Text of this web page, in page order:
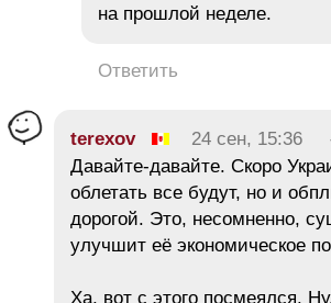
на прошлой неделе.
Ответить
terexov 24 сен, 15:36
Давайте-давайте. Скоро
облетать все будут, но и
дорогой. Это, несомненно,
улучшит её экономическое
Ха, вот с этого посмеялся.